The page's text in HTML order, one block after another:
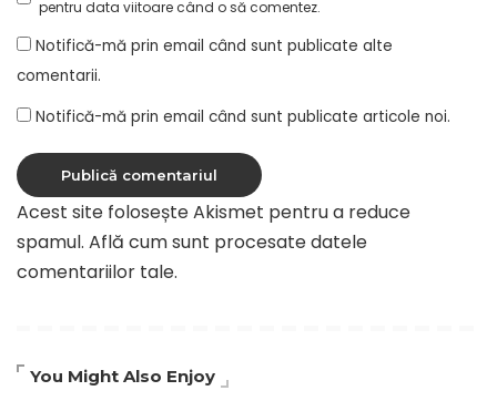
pentru data viitoare când o să comentez.
Notifică-mă prin email când sunt publicate alte
comentarii.
Notifică-mă prin email când sunt publicate articole noi.
Acest site folosește Akismet pentru a reduce
spamul. Află cum sunt procesate datele
comentariilor tale.
You Might Also Enjoy